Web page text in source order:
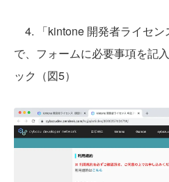
4. 「kintone 開発者ライセン
で、フォームに必要事項を記
ック（図5）